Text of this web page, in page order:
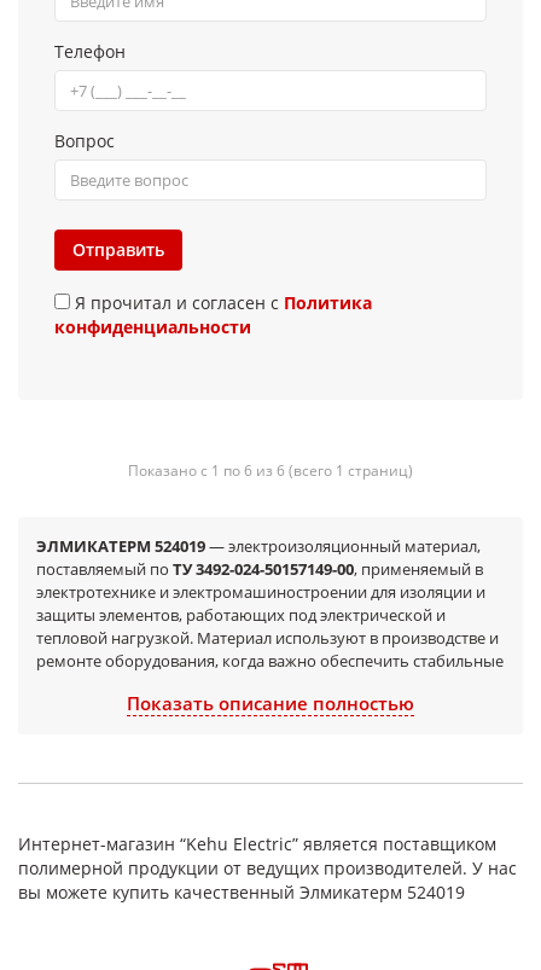
Телефон
Вопрос
Отправить
Я прочитал и согласен с Политика
конфиденциальности
Показано с 1 по 6 из 6 (всего 1 страниц)
ЭЛМИКАТЕРМ 524019— электроизоляционный материал,
поставляемый по ТУ 3492-024-50157149-00, применяемый в
электротехнике и электромашиностроении для изоляции и
защиты элементов, работающих под электрической и
тепловой нагрузкой. Материал используют в производстве и
ремонте оборудования, когда важно обеспечить стабильные
технологическом процессе.
электродвигатели и генераторы (изоляционные
намоточные изделия;
электроаппаратура и электротехнические узлы, где
требуется разделение токоведущих частей;
Показать описание полностью
Интернет-магазин “Kehu Electric” является поставщиком
полимерной продукции от ведущих производителей. У нас
вы можете купить качественный Элмикатерм 524019